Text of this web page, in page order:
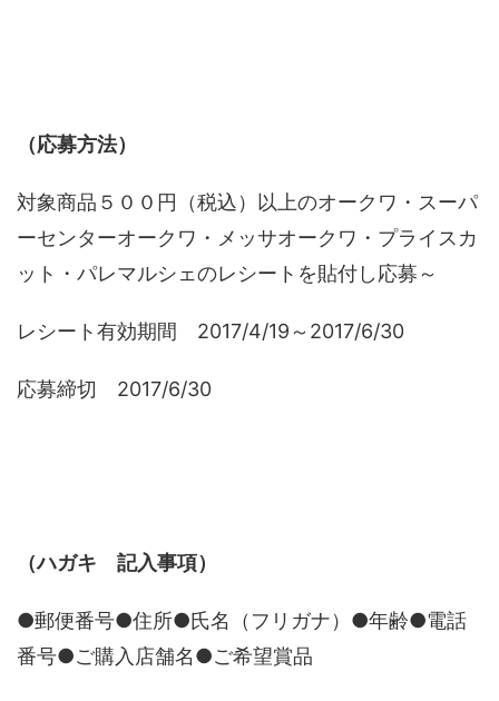
（応募方法）
対象商品５００円（税込）以上のオークワ・スーパ
ーセンターオークワ・メッサオークワ・プライスカ
ット・パレマルシェのレシートを貼付し応募～
レシート有効期間 2017/4/19～2017/6/30
応募締切 2017/6/30
（ハガキ 記入事項）
●郵便番号●住所●氏名（フリガナ）●年齢●電話
番号●ご購入店舗名●ご希望賞品